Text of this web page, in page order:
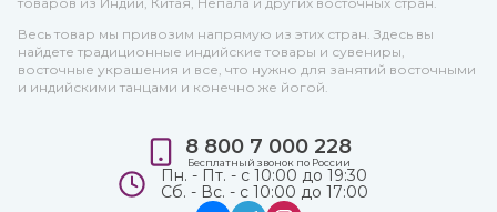
Весь товар мы привозим напрямую из этих стран. Здесь вы
найдете традиционные индийские товары и сувениры,
восточные украшения и все, что нужно для занятий восточными
и индийскими танцами и конечно же йогой.
8 800 7 000 228
Бесплатный звонок по России
Пн. - Пт. - с 10:00 до 19:30
Сб. - Вс. - с 10:00 до 17:00